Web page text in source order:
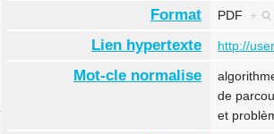
Format PDF +
Lien hypertexte http://
Mot-cle normalise
de
et